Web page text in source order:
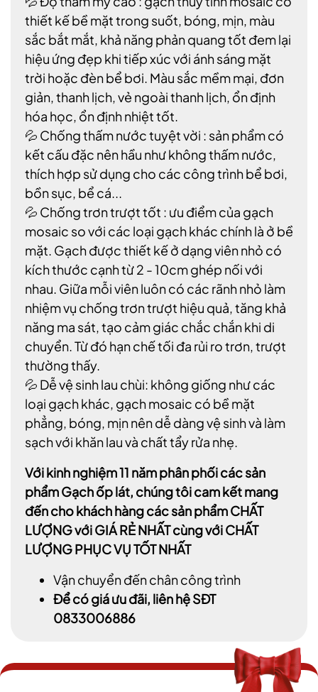
thiết kế bề mặt trong suốt, bóng, mịn, màu
sắc bắt mắt, khả năng phản quang tốt đem lại
hiệu ứng đẹp khi tiếp xúc với ánh sáng mặt
trời hoặc đèn bể bơi. Màu sắc mềm mại, đơn
giản, thanh lịch, vẻ ngoài thanh lịch, ổn định
hóa học, ổn định nhiệt tốt.
💦 Chống thấm nước tuyệt vời : sản phẩm có
kết cấu đặc nên hầu như không thấm nước,
thích hợp sử dụng cho các công trình bể bơi,
bồn sục, bể cá...
💦 Chống trơn trượt tốt : ưu điểm của gạch
mosaic so với các loại gạch khác chính là ở bề
mặt. Gạch được thiết kế ở dạng viên nhỏ có
kích thước cạnh từ 2 - 10cm ghép nối với
nhau. Giữa mỗi viên luôn có các rãnh nhỏ làm
nhiệm vụ chống trơn trượt hiệu quả, tăng khả
năng ma sát, tạo cảm giác chắc chắn khi di
chuyển. Từ đó hạn chế tối đa rủi ro trơn, trượt
thường thấy.
💦 Dễ vệ sinh lau chùi: không giống như các
loại gạch khác, gạch mosaic có bề mặt
phẳng, bóng, mịn nên dễ dàng vệ sinh và làm
sạch với khăn lau và chất tẩy rửa nhẹ.
Với kinh nghiệm 11 năm phân phối các sản
phẩm Gạch ốp lát, chúng tôi cam kết mang
đến cho khách hàng các sản phẩm CHẤT
LƯỢNG với GIÁ RẺ NHẤT cùng với CHẤT
LƯỢNG PHỤC VỤ TỐT NHẤT
Vận chuyển đến chân công trình
Để có giá ưu đãi, liên hệ SĐT
0833006886